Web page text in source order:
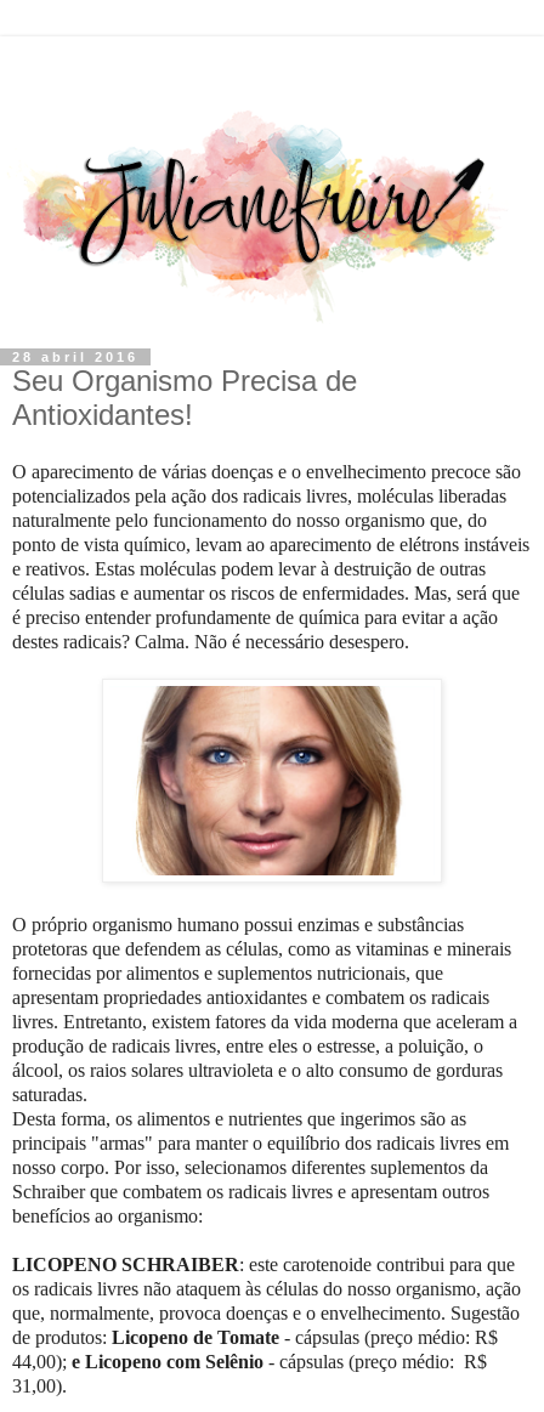
28 abril 2016
Seu Organismo Precisa de
Antioxidantes!
O aparecimento de várias doenças e o envelhecimento precoce são
potencializados pela ação dos radicais livres, moléculas liberadas
naturalmente pelo funcionamento do nosso organismo que, do
ponto de vista químico, levam ao aparecimento de elétrons instáveis
e reativos. Estas moléculas podem levar à destruição de outras
células sadias e aumentar os riscos de enfermidades. Mas, será que
é preciso entender profundamente de química para evitar a ação
destes radicais? Calma. Não é necessário desespero.
O próprio organismo humano possui enzimas e substâncias
protetoras que defendem as células, como as vitaminas e minerais
fornecidas por alimentos e suplementos nutricionais, que
apresentam propriedades antioxidantes e combatem os radicais
livres. Entretanto, existem fatores da vida moderna que aceleram a
produção de radicais livres, entre eles o estresse, a poluição, o
álcool, os raios solares ultravioleta e o alto consumo de gorduras
saturadas.
Desta forma, os alimentos e nutrientes que ingerimos são as
principais "armas" para manter o equilíbrio dos radicais livres em
nosso corpo. Por isso, selecionamos diferentes suplementos da
Schraiber que combatem os radicais livres e apresentam outros
benefícios ao organismo:
LICOPENO SCHRAIBER: este carotenoide contribui para que
os radicais livres não ataquem às células do nosso organismo, ação
que, normalmente, provoca doenças e o envelhecimento. Sugestão
de produtos: Licopeno de Tomate - cápsulas (preço médio: R$
44,00); e Licopeno com Selênio - cápsulas (preço médio: R$
31,00).